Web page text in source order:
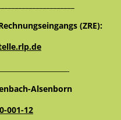
(ZRE):
Alsenborn
001-12